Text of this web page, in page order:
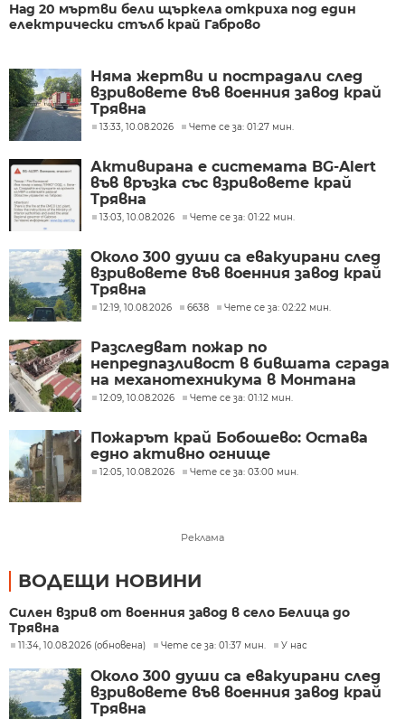
Над 20 мъртви бели щъркела откриха под един
електрически стълб край Габрово
Няма жертви и пострадали след
взривовете във военния завод край
Трявна
13:33, 10.08.2026 Чете се за: 01:27 мин.
Активирана е системата BG-Alert
във връзка със взривовете край
Трявна
13:03, 10.08.2026 Чете се за: 01:22 мин.
Около 300 души са евакуирани след
взривовете във военния завод край
Трявна
12:19, 10.08.2026 6638 Чете се за: 02:22 мин.
Разследват пожар по
непредпазливост в бившата сграда
на механотехникума в Монтана
12:09, 10.08.2026 Чете се за: 01:12 мин.
Пожарът край Бобошево: Остава
едно активно огнище
12:05, 10.08.2026 Чете се за: 03:00 мин.
Реклама
ВОДЕЩИ НОВИНИ
Силен взрив от военния завод в село Белица до
Трявна
11:34, 10.08.2026 (обновена) Чете се за: 01:37 мин. У нас
Около 300 души са евакуирани след
взривовете във военния завод край
Трявна